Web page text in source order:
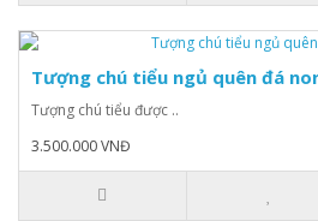
Tượng chú tiểu ngủ quên đá
Tượng chú tiểu được ..
3.500.000 VNĐ